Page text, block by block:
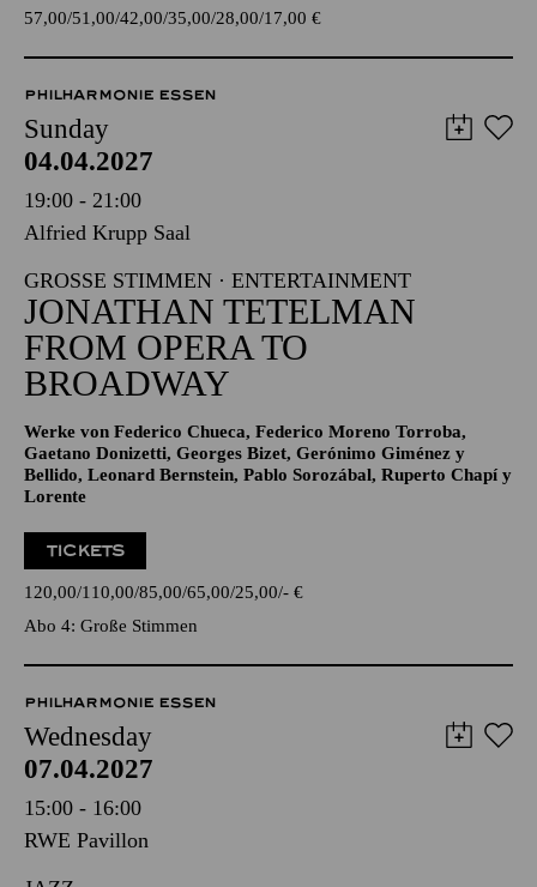
57,00 51,00 42,00 35,00 28,00 17,00 €
PHILHARMONIE ESSEN
Sunday
04.04.2027
19:00 - 21:00
Alfried Krupp Saal
GROSSE STIMMEN · ENTERTAINMENT
JONATHAN TETELMAN
FROM OPERA TO
BROADWAY
Werke von Federico Chueca, Federico Moreno Torroba,
Gaetano Donizetti, Georges Bizet, Gerónimo Giménez y
Bellido, Leonard Bernstein, Pablo Sorozábal, Ruperto Chapí y
Lorente
TICKETS
120,00 110,00 85,00 65,00 25,00 - €
Abo 4: Große Stimmen
PHILHARMONIE ESSEN
Wednesday
07.04.2027
15:00 - 16:00
RWE Pavillon